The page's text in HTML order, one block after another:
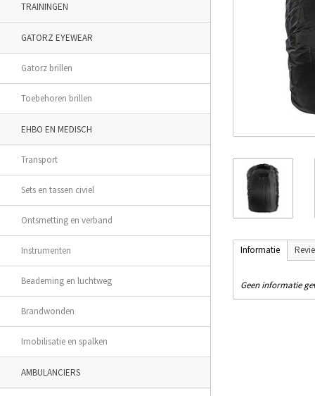
TRAININGEN
GATORZ EYEWEAR
Gatorz brillen
Toebehoren brillen
EHBO EN MEDISCH
Transport
Sets en tassen civiel
Ontsmetting en verband
Instrumenten
Beademing en luchtweg
Brandwonden
Imobilisatie en spalken
AMBULANCIERS
Informatie
Geen informatie